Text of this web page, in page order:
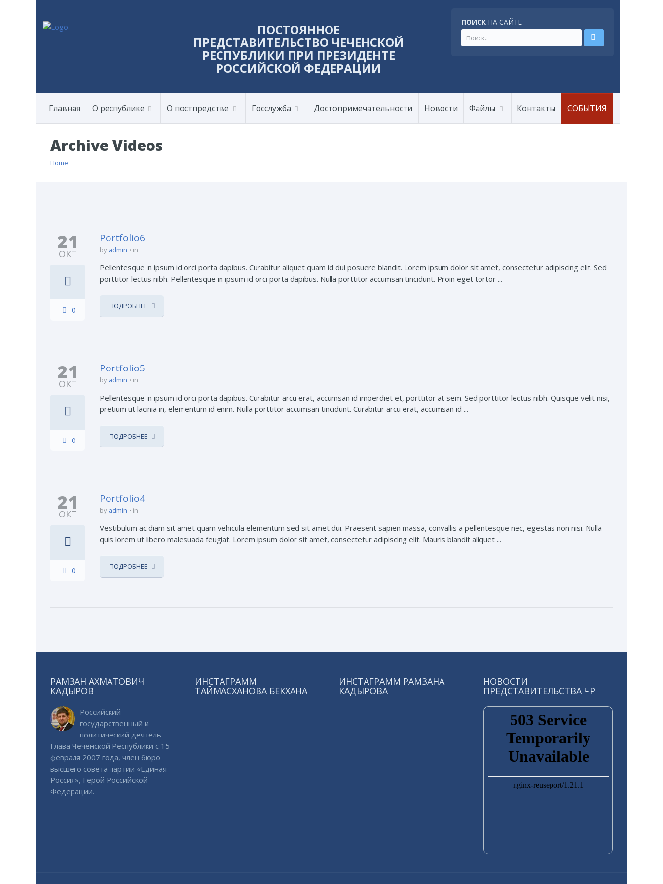
ПОСТОЯННОЕ
ПРЕДСТАВИТЕЛЬСТВО ЧЕЧЕНСКОЙ
РЕСПУБЛИКИ ПРИ ПРЕЗИДЕНТЕ
РОССИЙСКОЙ ФЕДЕРАЦИИ
ПОИСКНА САЙТЕ
Главная О республике О постпредстве Госслужба Достопримечательности Новости Файлы Контакты СОБЫТИЯ
Archive Videos
Home
21
ОКТ
0
Portfolio6
by admin in
Pellentesque in ipsum id orci porta dapibus. Curabitur aliquet quam id dui posuere blandit. Lorem ipsum dolor sit amet, consectetur adipiscing elit. Sed
porttitor lectus nibh. Pellentesque in ipsum id orci porta dapibus. Nulla porttitor accumsan tincidunt. Proin eget tortor ...
ПОДРОБНЕЕ
21
ОКТ
0
Portfolio5
by admin in
Pellentesque in ipsum id orci porta dapibus. Curabitur arcu erat, accumsan id imperdiet et, porttitor at sem. Sed porttitor lectus nibh. Quisque velit nisi,
pretium ut lacinia in, elementum id enim. Nulla porttitor accumsan tincidunt. Curabitur arcu erat, accumsan id ...
ПОДРОБНЕЕ
21
ОКТ
0
Portfolio4
by admin in
Vestibulum ac diam sit amet quam vehicula elementum sed sit amet dui. Praesent sapien massa, convallis a pellentesque nec, egestas non nisi. Nulla
quis lorem ut libero malesuada feugiat. Lorem ipsum dolor sit amet, consectetur adipiscing elit. Mauris blandit aliquet ...
ПОДРОБНЕЕ
РАМЗАН АХМАТОВИЧ
КАДЫРОВ
Российский
государственный и
политический деятель.
Глава Чеченской Республики с 15
февраля 2007 года, член бюро
высшего совета партии «Единая
Россия», Герой Российской
Федерации.
ИНСТАГРАММ
ТАЙМАСХАНОВА БЕКХАНА
ИНСТАГРАММ РАМЗАНА
КАДЫРОВА
НОВОСТИ
ПРЕДСТАВИТЕЛЬСТВА ЧР